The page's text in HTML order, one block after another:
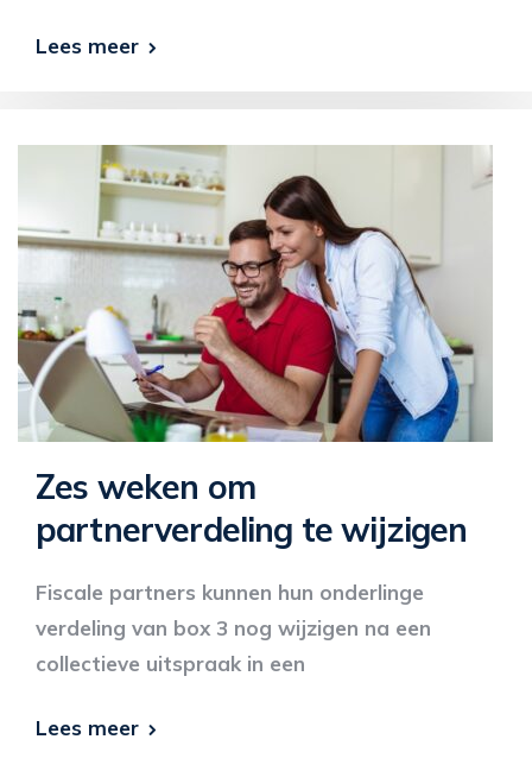
Lees meer
Zes weken om
partnerverdeling te wijzigen
Fiscale partners kunnen hun onderlinge
verdeling van box 3 nog wijzigen na een
collectieve uitspraak in een
Lees meer